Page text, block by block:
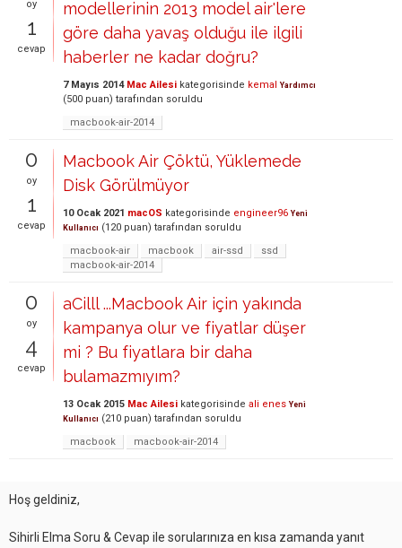
oy
1
cevap
modellerinin 2013 model air'lere
göre daha yavaş olduğu ile ilgili
haberler ne kadar doğru?
7 Mayıs 2014 Mac Ailesi kategorisinde kemal Yardımcı
(500 puan) tarafından soruldu
macbook-air-2014
0
oy
1
cevap
Macbook Air Çöktü, Yüklemede
Disk Görülmüyor
10 Ocak 2021 macOS kategorisinde engineer96 Yeni
Kullanıcı (120 puan) tarafından soruldu
macbook-air
macbook air-ssd
ssd
macbook-air-2014
0
oy
4
cevap
aCilll ...Macbook Air için yakında
kampanya olur ve fiyatlar düşer
mi ? Bu fiyatlara bir daha
bulamazmıyım?
13 Ocak 2015 Mac Ailesi kategorisinde ali enes Yeni
Kullanıcı (210 puan) tarafından soruldu
macbook
macbook-air-2014
Hoş geldiniz,
Sihirli Elma Soru & Cevap ile sorularınıza en kısa zamanda yanıt